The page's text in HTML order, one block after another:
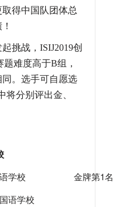
得中国队团体总
挑战， ISIJ2019创
题难度高于B组，
。选手可自愿选
将分别评出金、
学校 金牌第1
语学校